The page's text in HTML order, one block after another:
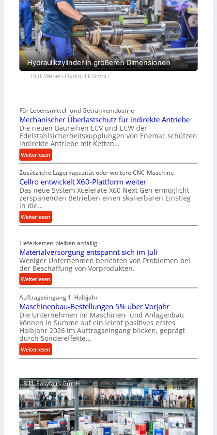
Hydraulikzylinder in größeren Dimensionen
Bild: Weber- Hydraulik GmbH
Für Lebensmittel- und Getränkeindustrie
Mechanischer Überlastschutz für indirekte Antriebe
Die neuen Baureihen ECV und ECW der
Edelstahlsicherheitskupplungen von Enemac schützen
indirekte Antriebe mit Ketten…
Weiterlesen:
M
e
c
h
a
n
i
s
h
e
r
Ü
b
r
l
a
s
t
c
t
z
f
ü
r
i
Zusätzliche Lagerkapazität oder weitere CNC-Maschine
Cellro entwickelt X60-Plattform weiter
Das neue System Xcelerate X60 Next Gen ermöglicht
zerspanenden Betrieben einen skalierbaren Einstieg
in die…
Weiterlesen:
C
l
l
r
o
e
n
t
w
i
c
k
e
l
6
0
-
P
l
a
Lieferketten bleiben anfällig
Materialversorgung entspannt sich im Juli
Weniger Unternehmen berichten von Problemen bei
der Beschaffung von Vorprodukten.
Weiterlesen:
M
a
t
e
r
i
a
l
r
s
o
r
g
u
Auftragseingang 1. Halbjahr
Maschinenbau-Bestellungen 5% über Vorjahr
Die Unternehmen im Maschinen- und Anlagenbau
können in Summe auf ein leicht positives erstes
Halbjahr 2026 im Auftragseingang blicken, geprägt
durch Sondereffekte…
Weiterlesen:
M
c
h
i
n
e
n
Bild: Easyfairs GmbH